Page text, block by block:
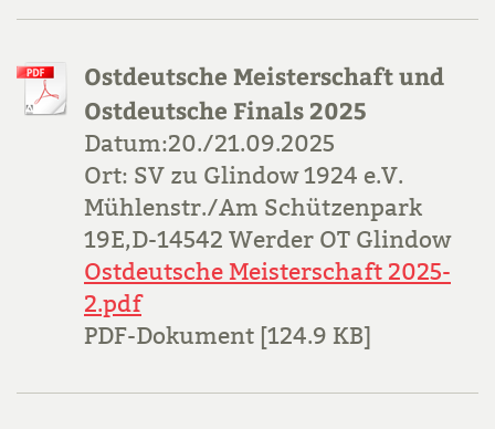
Ostdeutsche Meisterschaft und
Ostdeutsche Finals 2025
Datum:20./21.09.2025
Ort: SV zu Glindow 1924 e.V.
Mühlenstr./Am Schützenpark
19E,D-14542 Werder OT Glindow
Ostdeutsche Meisterschaft 2025-
2.pdf
PDF-Dokument [124.9 KB]